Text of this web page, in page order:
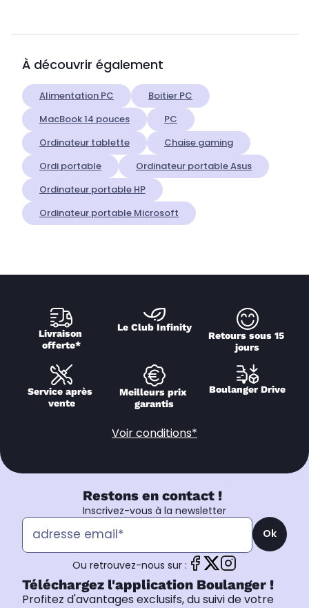
À découvrir également
Alimentation PC
Boitier PC
MacBook 14 pouces
PC
Ordinateur tablette
Chaise gaming
Ordi portable
Ordinateur portable Asus
Ordinateur portable HP
Ordinateur portable Microsoft
Livraison
offerte*
Le Club Infinity
Retours sous 15
jours
Service après
vente
Meilleurs prix
garantis
Boulanger Drive
Voir conditions*
Restons en contact !
Inscrivez-vous à la newsletter
Ok
Ou retrouvez-nous sur :
Téléchargez l'application Boulanger !
Profitez d'avantages exclusifs, du suivi de votre